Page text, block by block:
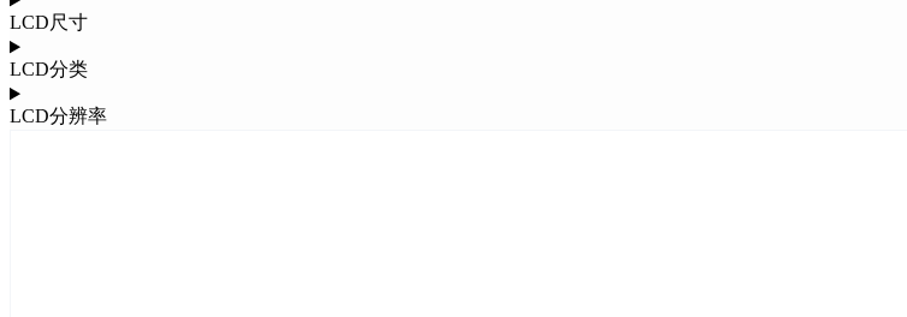
LCD尺寸
LCD分类
LCD分辨率